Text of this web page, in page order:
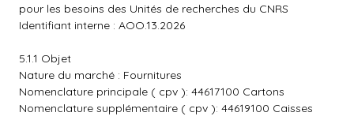
pour les besoins des Unités de recherches du CNRS
Identifiant interne : AOO.13.2026
5.1.1 Objet
Nature du marché : Fournitures
Nomenclature principale ( cpv ): 44617100 Cartons
Nomenclature supplémentaire ( cpv ): 44619100 Caisses